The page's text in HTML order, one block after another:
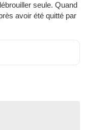
seule. Quand
avoir été quitté par